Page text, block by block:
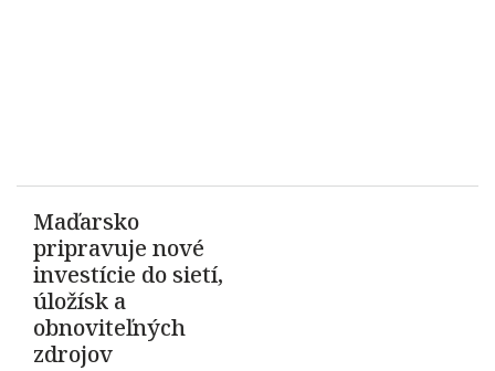
Maďarsko
pripravuje nové
investície do sietí,
úložísk a
obnoviteľných
zdrojov